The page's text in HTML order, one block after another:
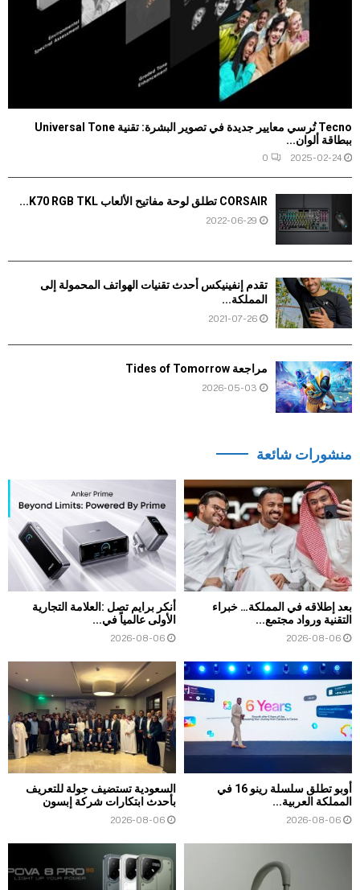
Tecno تُرسي معايير جديدة في تصوير البشرة: تقنية Universal Tone
ببطاقة ألوان...
2025-02-24
0
CORSAIR تطلق لوحة مفاتيح الألعاب K70 RGB TKL...
2022-06-29
تقدم إنفينيكس أحدث تقنيات الهواتف المحمولة إلى
المملكة...
2021-07-26
مراجعة Tides of Tomorrow
2026-05-03
منشورات شائعة
بعد إطلاقه في المملكة… خبراء
التقنية ورواد مجتمع...
2026-08-06
أنكر برايم تصل :العلامة التجارية
الأولى عالمياً في...
2026-08-06
أوبو تطلق سلسلة رينو 16 في
المملكة العربية...
2026-08-06
السعودية تستضيف جولة للتعريف
بأحدث ابتكارات شركة إبسون
2026-08-06